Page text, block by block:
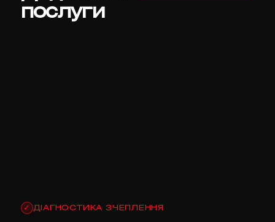
послуги
✓ ДІАГНОСТИКА ЗЧЕПЛЕННЯ